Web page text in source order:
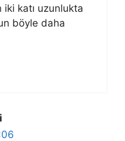
iki katı uzunlukta
böyle daha